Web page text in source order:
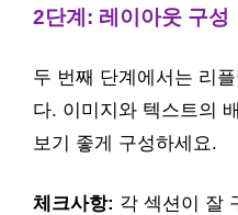
2단계: 레이아웃 구성
두 번째 단계에서는 리
다. 이미지와 텍스트의
보기 좋게 구성하세요.
체크사항: 각 섹션이 잘